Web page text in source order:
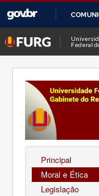
Federal
Principal
Moral e Ética
Legislação